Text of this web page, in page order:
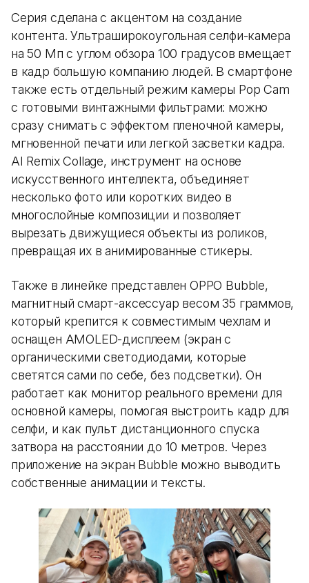
Серия сделана с акцентом на создание
контента. Ультраширокоугольная селфи-камера
на 50 Мп с углом обзора 100 градусов вмещает
в кадр большую компанию людей. В смартфоне
также есть отдельный режим камеры Pop Cam
с готовыми винтажными фильтрами: можно
сразу снимать с эффектом пленочной камеры,
мгновенной печати или легкой засветки кадра.
AI Remix Collage, инструмент на основе
искусственного интеллекта, объединяет
несколько фото или коротких видео в
многослойные композиции и позволяет
вырезать движущиеся объекты из роликов,
превращая их в анимированные стикеры.
Также в линейке представлен OPPO Bubble,
магнитный смарт-аксессуар весом 35 граммов,
который крепится к совместимым чехлам и
оснащен AMOLED-дисплеем (экран с
органическими светодиодами, которые
светятся сами по себе, без подсветки). Он
работает как монитор реального времени для
основной камеры, помогая выстроить кадр для
селфи, и как пульт дистанционного спуска
затвора на расстоянии до 10 метров. Через
приложение на экран Bubble можно выводить
собственные анимации и тексты.